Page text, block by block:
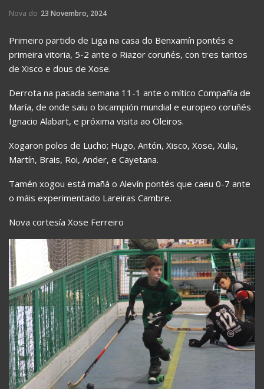
Nova do 23 Novembro, 2024
Primeiro partido de Liga na casa do Benxamín pontés e
primeira vitoria, 5-2 ante o Riazor coruñés, con tres tantos
de Xisco e dous de Xose.
Derrota na pasada semana 11-1 ante o mítico Compañía de
María, de onde saiu o bicampión mundial e europeo coruñés
Ignacio Alabart, e próxima visita ao Oleiros.
Xogaron polos de Lucho; Hugo, Antón, Xisco, Xose, Xulia,
Martín, Brais, Roi, Ander, e Cayetana.
Tamén xogou está mañá o Alevín pontés que caeu 0-7 ante
o máis experimentado Lareiras Cambre.
Nova cortesía Xose Ferreiro